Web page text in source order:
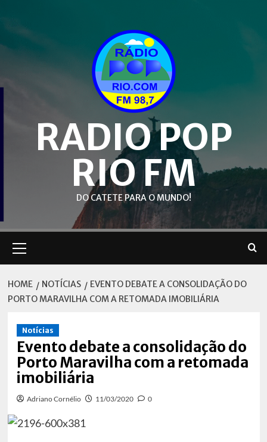
content
RADIO POP
RIO FM
DO CATETE PARA O MUNDO!
Menu
HOME NOTÍCIAS
EVENTO DEBATE A CONSOLIDAÇÃO DO
PORTO MARAVILHA COM A RETOMADA IMOBILIÁRIA
Notícias
Evento debate a consolidação do
Porto Maravilha com a retomada
imobiliária
Adriano Cornélio 11/03/2020 0